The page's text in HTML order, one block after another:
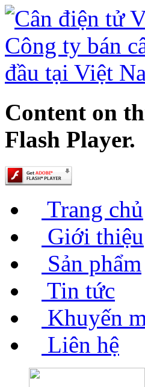
Content on
Flash Player.
Trang chủ
Giới thiệu
Sản phẩm
Tin tức
Khuyến
Liên hệ